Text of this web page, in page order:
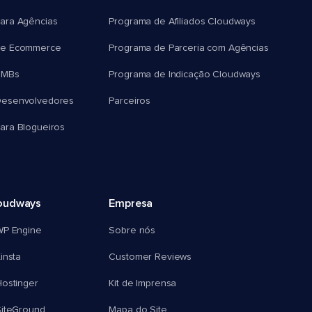
Agências
Ecommerce
Blogueiros
Programa de Afiliados Cloudways
Programa de Parceria com Agências
Programa de Indicação Cloudways
Parceiros
Engine
Empresa
Sobre nós
Customer Reviews
Kit de Imprensa